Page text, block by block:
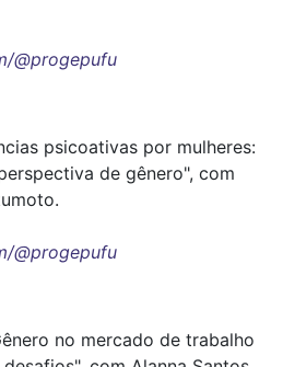
@progepufu
psicoativas por mulheres:
de gênero", com
@progepufu
no mercado de trabalho